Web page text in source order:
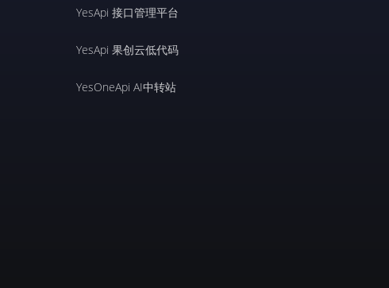
YesApi 接口管理平台
YesApi 果创云低代码
YesOneApi AI中转站